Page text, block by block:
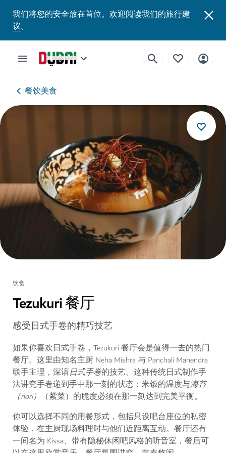
我们将您的安全放在首位。 欢迎阅读我们的旅行建
议。
餐饮美食
饮食
Tezukuri 餐厅
感受日式手卷的精巧技艺
如果你喜欢日式手卷，Tezukuri 餐厅会是值得一去的热门
餐厅。这里由知名主厨 Neha Mishra 与 Panchali Mahendra
联手主理，深谙日式手卷的技艺。这种传统日式制作手
法讲究手卷递到手中那一刻的状态：米饭的温度与海苔
（nori）
（紫菜）的脆度必须在那一刻达到完美平衡。
你可以选择不同的用餐形式，包括只设吧台座位的私密
体验，在主厨现场料理时与他们近距离互动。餐厅还有
一间名为 Kissa、带有隐秘休闲吧风格的听音室，餐后可